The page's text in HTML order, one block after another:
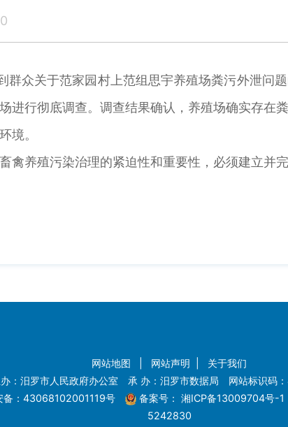
众关于范家园村上范组思宇养殖场粪污外泄问
进行彻底调查。调查结果确认，养殖场确实存在
境。
养殖污染治理的紧迫性和重要性，必须建立并
网站地图 网站声明
关于我们
：汨罗市人民政府办公室 承 办：汨罗市数据局 网站标识码
备：43068102001119号
备案号： 湘ICP备13009704号-1
5242830